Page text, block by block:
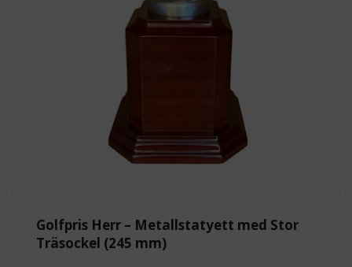
Golfpris Herr – Metallstatyett med Stor
Träsockel (245 mm)